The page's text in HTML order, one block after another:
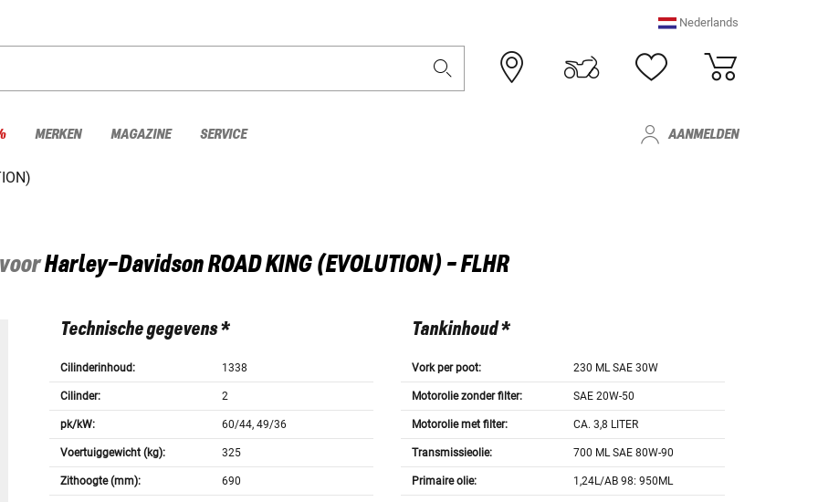
Nederlands
MERKEN MAGAZINE SERVICE AANMELDEN
Harley-DavidsonROAD KING (EVOLUTION) - FLHR
Technische gegevens *
Cilinderinhoud: 1338
Cilinder: 2
pk/kW: 60/44, 49/36
Voertuiggewicht (kg): 325
Zithoogte (mm): 690
Tankinhoud *
Vork per poot: 230 ML SAE 30W
Motorolie zonder filter: SAE 20W-50
Motorolie met filter: CA. 3,8 LITER
Transmissieolie: 700 ML SAE 80W-90
Primaire olie: 1,24L/AB 98: 950ML